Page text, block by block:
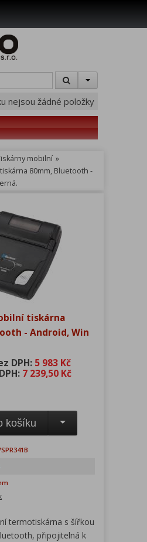
nejsou žádné položky
mobilní »
80mm, Bluetooth -
tiskárna
- Android, Win
DPH: 5 983 Kč
7 239,50 Kč
košíku
termotiskárna s šířkou
připojitelná k